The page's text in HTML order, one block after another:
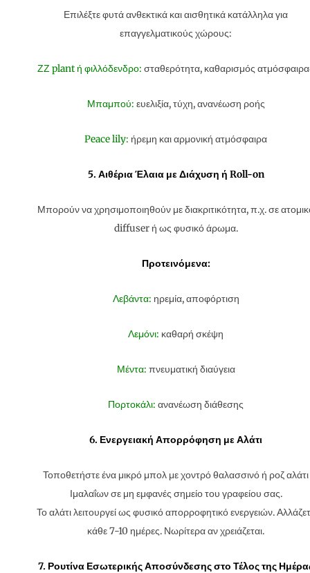
Επιλέξτε φυτά ανθεκτικά και αισθητικά κατάλληλα για
επαγγελματικούς χώρους:
ΖΖ plant ή φιλλόδενδρο: σταθερότητα, καθαρισμός
Μπαμπού: ευελιξία, τύχη, ανανέωση ροής
Peace lily: ήρεμη και αρμονική ατμόσφαιρα
5. Αιθέρια Έλαια με Διάχυση ή Roll-on
Μπορούν να χρησιμοποιηθούν με διακριτικότητα, π.χ. σε
diffuser ή ως φυσικό άρωμα.
Προτεινόμενα:
Λεβάντα: ηρεμία, αποφόρτιση
Λεμόνι: καθαρή σκέψη
Μέντα: πνευματική διαύγεια
Πορτοκάλι: ανανέωση διάθεσης
6. Ενεργειακή Απορρόφηση με Αλάτι
Τοποθετήστε ένα μικρό μπολ με χοντρό θαλασσινό ή ροζ αλάτι
Ιμαλαΐων σε μη εμφανές σημείο του γραφείου σας.
Το αλάτι λειτουργεί ως φυσικό απορροφητικό ενεργειών.
κάθε 7-10 ημέρες. Νωρίτερα αν χρειάζεται.
7. Ρουτίνα Εσωτερικής Αποσύνδεσης στο Τέλος της